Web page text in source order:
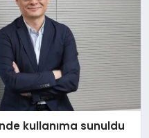
kullanıma sunuldu